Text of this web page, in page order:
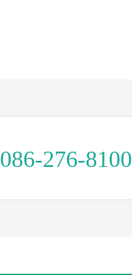
086-276-8100